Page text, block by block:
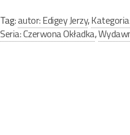
Tag:autor: Edigey Jerzy,
Seria: Czerwona Okładka,